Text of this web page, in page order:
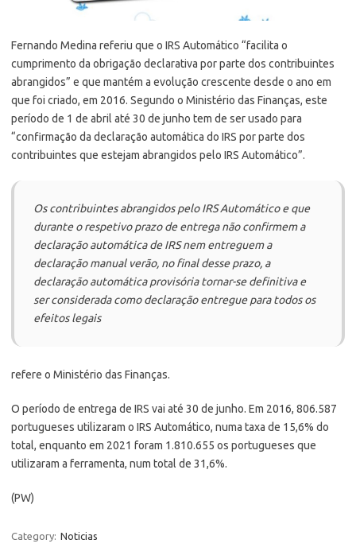
Fernando Medina referiu que o IRS Automático “facilita o
cumprimento da obrigação declarativa por parte dos contribuintes
abrangidos” e que mantém a evolução crescente desde o ano em
que foi criado, em 2016. Segundo o Ministério das Finanças, este
período de 1 de abril até 30 de junho tem de ser usado para
“confirmação da declaração automática do IRS por parte dos
contribuintes que estejam abrangidos pelo IRS Automático”.
Os contribuintes abrangidos pelo IRS Automático e que
durante o respetivo prazo de entrega não confirmem a
declaração automática de IRS nem entreguem a
declaração manual verão, no final desse prazo, a
declaração automática provisória tornar-se definitiva e
ser considerada como declaração entregue para todos os
efeitos legais
refere o Ministério das Finanças.
O período de entrega de IRS vai até 30 de junho. Em 2016, 806.587
portugueses utilizaram o IRS Automático, numa taxa de 15,6% do
total, enquanto em 2021 foram 1.810.655 os portugueses que
utilizaram a ferramenta, num total de 31,6%.
(PW)
Category: Noticias